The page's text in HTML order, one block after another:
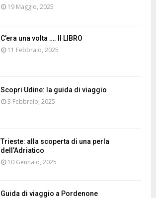
19 Maggio, 2025
C’era una volta …. Il LIBRO
11 Febbraio, 2025
Scopri Udine: la guida di viaggio
3 Febbraio, 2025
Trieste: alla scoperta di una perla
dell’Adriatico
10 Gennaio, 2025
Guida di viaggio a Pordenone